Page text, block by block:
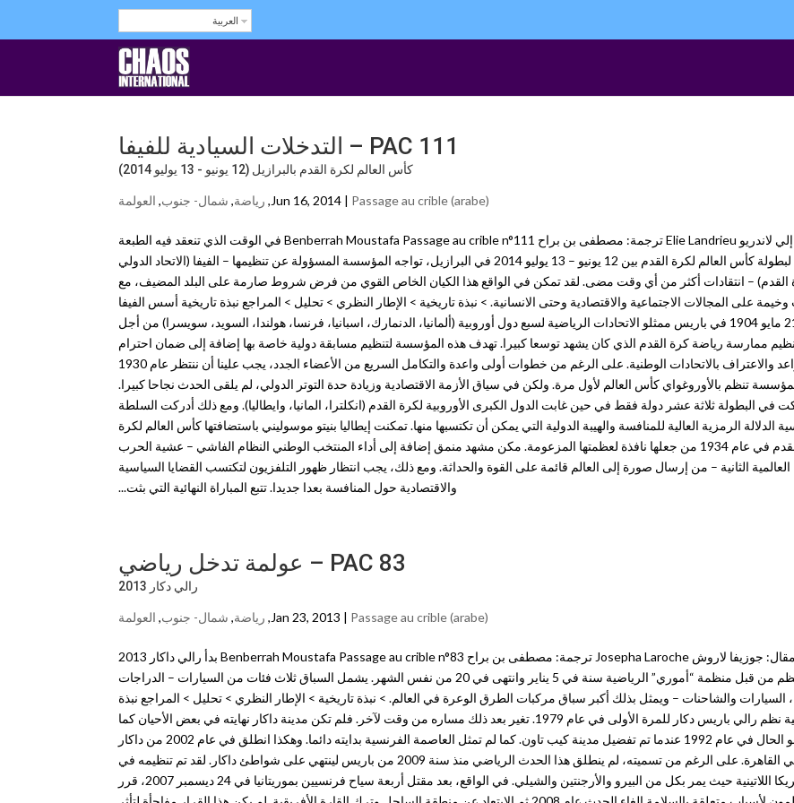
العربية
PAC 111 – التدخلات السيادية للفيفا
كأس العالم لكرة القدم بالبرازيل (12 يونيو - 13 يوليو 2014)
Jun 16, 2014 | Passage au crible (arabe)
, رياضة, شمال- جنوب, ﺍلعولمة
مقال: إلي لاندريو Elie Landrieu ترجمة: مصطفى بن براح Benberrah Moustafa Passage au crible n°111 في الوقت الذي تنعقد فيه الطبعة
20 لبطولة كأس العالم لكرة القدم بين 12 يونيو – 13 يوليو 2014 في البرازيل، تواجه المؤسسة المسؤولة عن تنظيمها – الفيفا (الاتحاد الدولي
القدم) – انتقادات أكثر من أي وقت مضى. لقد تمكن في الواقع هذا الكيان الخاص القوي من فرض شروط صارمة على البلد المضيف، مع
على المجالات الاجتماعية والاقتصادية وحتى الانسانية. > نبذة تاريخية > الإطار النظري > تحليل > المراجع نبذة تاريخية أسس الفيفا
في 21 مايو 1904 في باريس ممثلو الاتحادات الرياضية لسبع دول أوروبية (ألمانيا، الدنمارك، اسبانيا، فرنسا، هولندا، السويد، سويسرا) من أجل
ممارسة رياضة كرة القدم الذي كان يشهد توسعا كبيرا. تهدف هذه المؤسسة لتنظيم مسابقة دولية خاصة بها إضافة إلى ضمان احترام
القواعد والاعتراف بالاتحادات الوطنية. على الرغم من خطوات أولى واعدة والتكامل السريع من الأعضاء الجدد، يجب علينا أن ننتظر عام 1930
تنظم بالأوروغواي كأس العالم لأول مرة. ولكن في سياق الأزمة الاقتصادية وزيادة حدة التوتر الدولي، لم يلقى الحدث نجاحا كبيرا.
في البطولة ثلاثة عشر دولة فقط في حين غابت الدول الكبرى الأوروبية لكرة القدم (انكلترا، المانيا، وايطاليا). ومع ذلك أدركت السلطة
الدلالة الرمزية العالية للمنافسة والهيبة الدولية التي يمكن أن تكتسبها منها. تمكنت إيطاليا بنيتو موسوليني باستضافتها كأس العالم لكرة
القدم في عام 1934 من جعلها نافذة لعظمتها المزعومة. مكن مشهد منمق إضافة إلى أداء المنتخب الوطني النظام الفاشي – عشية الحرب
العالمية الثانية – من إرسال صورة إلى العالم قائمة على القوة والحداثة. ومع ذلك، يجب انتظار ظهور التلفزيون لتكتسب القضايا السياسية
والاقتصادية حول المنافسة بعدا جديدا. تتبع المباراة النهائية التي بثت...
PAC 83 – عولمة تدخل رياضي
رالي دكار 2013
Jan 23, 2013 | Passage au crible (arabe)
, رياضة, شمال- جنوب, ﺍلعولمة
مقال: جوزيفا لاروش Josepha Laroche ترجمة: مصطفى بن براح Benberrah Moustafa Passage au crible n°83 بدأ رالي داكار 2013
المُنظم من قبل منظمة “أموري” الرياضية سنة في 5 يناير وانتهى في 20 من نفس الشهر. يشمل السباق ثلاث فئات من السيارات – الدراجات
السيارات والشاحنات – ويمثل بذلك أكبر سباق مركبات الطرق الوعرة في العالم. > نبذة تاريخية > الإطار النظري > تحليل > المراجع نبذة
تاريخية نظم رالي باريس دكار للمرة الأولى في عام 1979. تغير بعد ذلك مساره من وقت لآخر. فلم تكن مدينة داكار نهايته في بعض الأحيان كما
هو الحال في عام 1992 عندما تم تفضيل مدينة كيب تاون. كما لم تمثل العاصمة الفرنسية بدايته دائما. وهكذا انطلق في عام 2002 من داكار
لينتهي القاهرة. على الرغم من تسميته، لم ينطلق هذا الحدث الرياضي منذ سنة 2009 من باريس لينتهي على شواطئ داكار. لقد تم تنظيمه في
أمريكا اللاتينية حيث يمر بكل من البيرو والأرجنتين والشيلي. في الواقع، بعد مقتل أربعة سياح فرنسيين بموريتانيا في 24 ديسمبر 2007، قرر